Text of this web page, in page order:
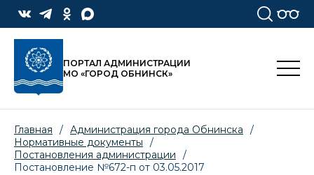
ПОРТАЛ АДМИНИСТРАЦИИ
МО «ГОРОД ОБНИНСК»
Главная / Администрация города Обнинска
/
Нормативные документы
/
Постановления администрации
/
Постановление №672-п от 03.05.2017